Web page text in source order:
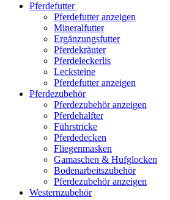
Pferdefutter
Pferdefutter anzeigen
Mineralfutter
Ergänzungsfutter
Pferdekräuter
Pferdeleckerlis
Lecksteine
Pferdefutter anzeigen
Pferdezubehör
Pferdezubehör anzeigen
Pferdehalfter
Führstricke
Pferdedecken
Fliegenmasken
Gamaschen & Hufglocken
Bodenarbeitszubehör
Pferdezubehör anzeigen
Westernzubehör